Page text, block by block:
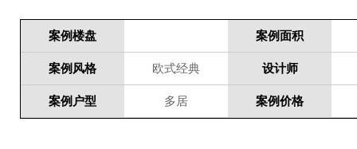
案例楼盘 案例面积
案例风格 欧式经典 设计师
案例户型 多居 案例价格